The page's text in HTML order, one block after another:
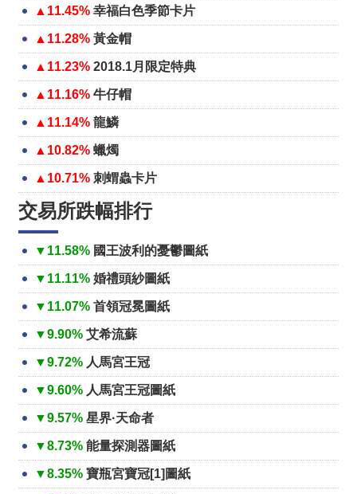
▲11.45% 幸福白色季節卡片
▲11.28% 黃金帽
▲11.23% 2018.1月限定特典
▲11.16% 牛仔帽
▲11.14% 龍鱗
▲10.82% 蠟燭
▲10.71% 刺蝟蟲卡片
交易所跌幅排行
▼11.58% 國王波利的憂鬱圖紙
▼11.11% 婚禮頭紗圖紙
▼11.07% 首領冠冕圖紙
▼9.90% 艾希流蘇
▼9.72% 人馬宮王冠
▼9.60% 人馬宮王冠圖紙
▼9.57% 星界·天命者
▼8.73% 能量探測器圖紙
▼8.35% 寶瓶宮寶冠[1]圖紙